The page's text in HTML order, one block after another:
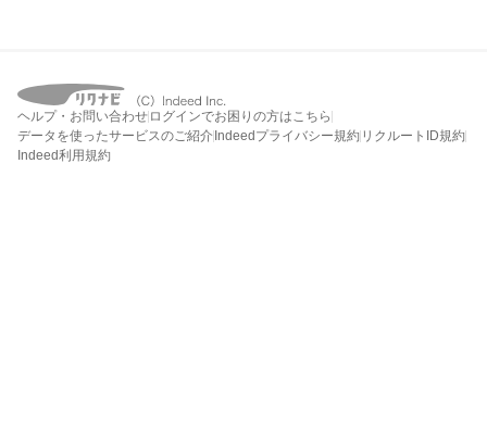
ヘルプ・お問い合わせ ログインでお困りの方はこちら
データを使ったサービスのご紹介 Indeedプライバシー規約 リクルートID規約
Indeed利用規約